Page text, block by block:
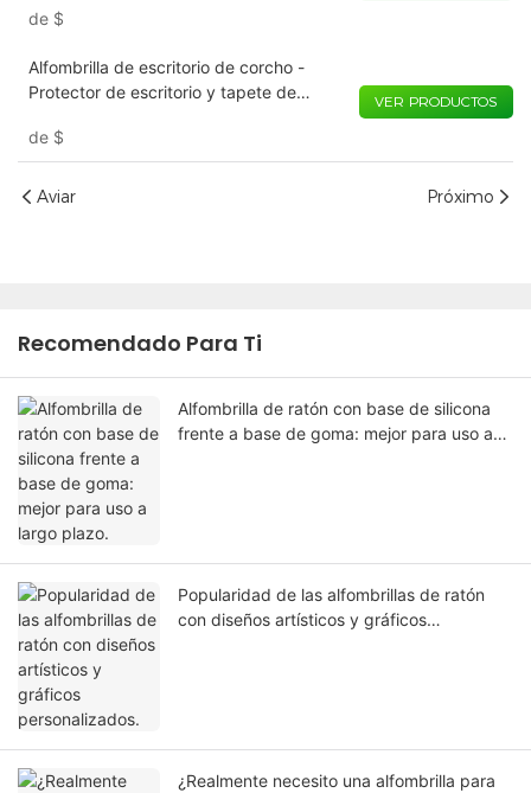
de $
Alfombrilla de escritorio de corcho -
Protector de escritorio y tapete de
de $
VER PRODUCTOS
Aviar Próximo
Recomendado Para Ti
Alfombrilla de ratón con base de silicona
frente a base de goma: mejor para uso a
Popularidad de las alfombrillas de ratón
con diseños artísticos y gráficos
¿Realmente necesito una alfombrilla para